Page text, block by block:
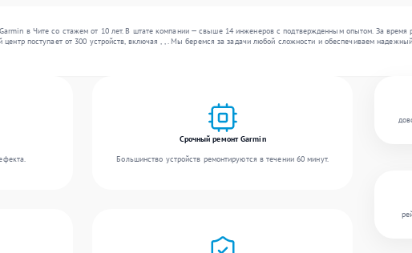
в Чите со стажем от 10 лет. В штате компании — свыше 14 инженеров с подтвержденным опытом. За время
поступает от 300 устройств, включая , , . Мы беремся за задачи любой сложности и обеспечиваем надежный
Срочный ремонт Garmin
Большинство устройств ремонтируются в течении 60 минут.